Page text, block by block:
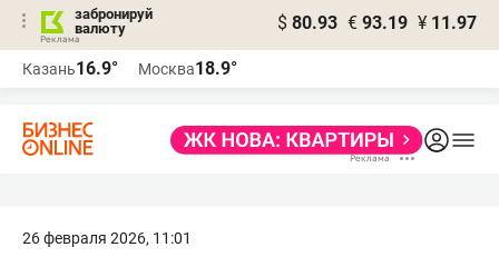
забронируй
валюту
$ 80.93 € 93.19 ¥ 11.97
Казань16.9° Москва18.9°
26 февраля 2026, 11:01